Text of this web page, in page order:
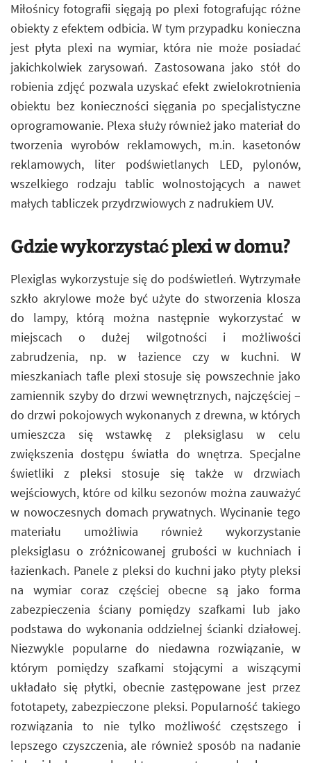
Miłośnicy fotografii sięgają po plexi fotografując różne
obiekty z efektem odbicia. W tym przypadku konieczna
jest płyta plexi na wymiar, która nie może posiadać
jakichkolwiek zarysowań. Zastosowana jako stół do
robienia zdjęć pozwala uzyskać efekt zwielokrotnienia
obiektu bez konieczności sięgania po specjalistyczne
oprogramowanie. Plexa służy również jako materiał do
tworzenia wyrobów reklamowych, m.in. kasetonów
reklamowych, liter podświetlanych LED, pylonów,
wszelkiego rodzaju tablic wolnostojących a nawet
małych tabliczek przydrzwiowych z nadrukiem UV.
Gdzie wykorzystać plexi w domu?
Plexiglas wykorzystuje się do podświetleń. Wytrzymałe
szkło akrylowe może być użyte do stworzenia klosza
do lampy, którą można następnie wykorzystać w
miejscach o dużej wilgotności i możliwości
zabrudzenia, np. w łazience czy w kuchni. W
mieszkaniach tafle plexi stosuje się powszechnie jako
zamiennik szyby do drzwi wewnętrznych, najczęściej –
do drzwi pokojowych wykonanych z drewna, w których
umieszcza się wstawkę z pleksiglasu w celu
zwiększenia dostępu światła do wnętrza. Specjalne
świetliki z pleksi stosuje się także w drzwiach
wejściowych, które od kilku sezonów można zauważyć
w nowoczesnych domach prywatnych. Wycinanie tego
materiału umożliwia również wykorzystanie
pleksiglasu o zróżnicowanej grubości w kuchniach i
łazienkach. Panele z pleksi do kuchni jako płyty pleksi
na wymiar coraz częściej obecne są jako forma
zabezpieczenia ściany pomiędzy szafkami lub jako
podstawa do wykonania oddzielnej ścianki działowej.
Niezwykle popularne do niedawna rozwiązanie, w
którym pomiędzy szafkami stojącymi a wiszącymi
układało się płytki, obecnie zastępowane jest przez
fototapety, zabezpieczone pleksi. Popularność takiego
rozwiązania to nie tylko możliwość częstszego i
lepszego czyszczenia, ale również sposób na nadanie